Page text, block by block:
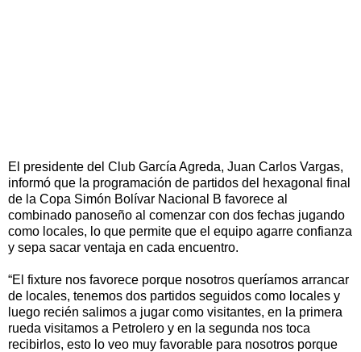
El presidente del Club García Agreda, Juan Carlos Vargas,
informó que la programación de partidos del hexagonal final
de la Copa Simón Bolívar Nacional B favorece al
combinado panoseño al comenzar con dos fechas jugando
como locales, lo que permite que el equipo agarre confianza
y sepa sacar ventaja en cada encuentro.
“El fixture nos favorece porque nosotros queríamos arrancar
de locales, tenemos dos partidos seguidos como locales y
luego recién salimos a jugar como visitantes, en la primera
rueda visitamos a Petrolero y en la segunda nos toca
recibirlos, esto lo veo muy favorable para nosotros porque